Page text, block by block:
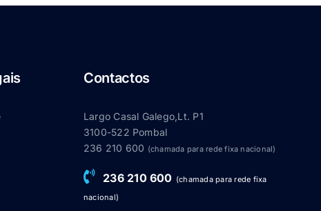
Contactos
Largo Casal Galego,Lt. P1
3100-522 Pombal
236 210 600 (chamada para rede fixa nacional)
236 210 600 (chamada para rede fixa
nacional)